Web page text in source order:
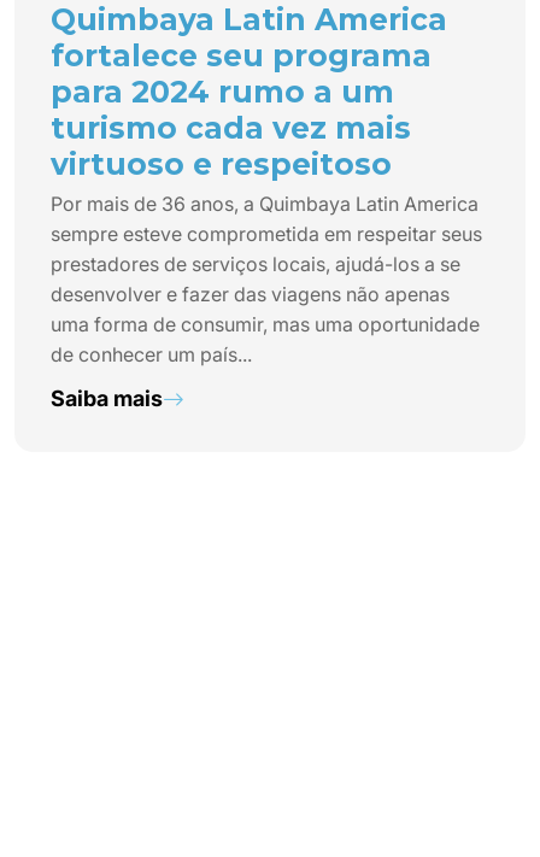
Quimbaya Latin America
fortalece seu programa
para 2024 rumo a um
turismo cada vez mais
virtuoso e respeitoso
Por mais de 36 anos, a Quimbaya Latin America
sempre esteve comprometida em respeitar seus
prestadores de serviços locais, ajudá-los a se
desenvolver e fazer das viagens não apenas
uma forma de consumir, mas uma oportunidade
de conhecer um país...
Saiba mais